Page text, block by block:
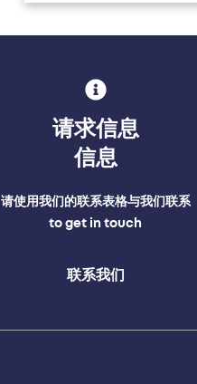
请求信息
信息
请使用我们的联系表格与我们联系
to get in touch
联系我们